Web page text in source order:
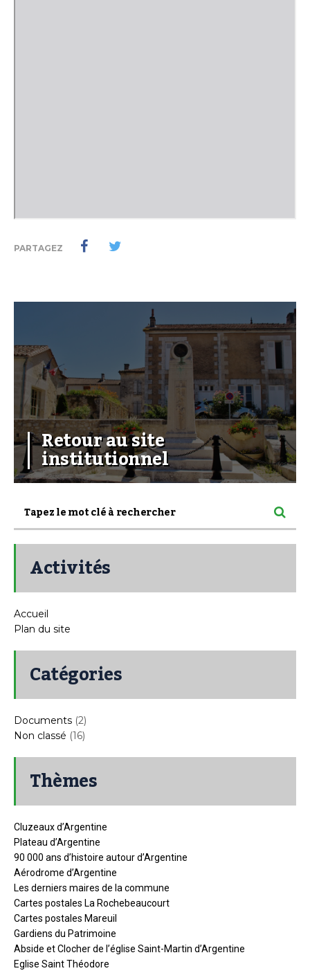
PARTAGEZ
Retour au site
institutionnel
Activités
Accueil
Plan du site
Catégories
Documents (2)
Non classé (16)
Thèmes
Cluzeaux d’Argentine
Plateau d’Argentine
90 000 ans d’histoire autour d’Argentine
Aérodrome d’Argentine
Les derniers maires de la commune
Cartes postales La Rochebeaucourt
Cartes postales Mareuil
Gardiens du Patrimoine
Abside et Clocher de l’église Saint-Martin d’Argentine
Eglise Saint Théodore